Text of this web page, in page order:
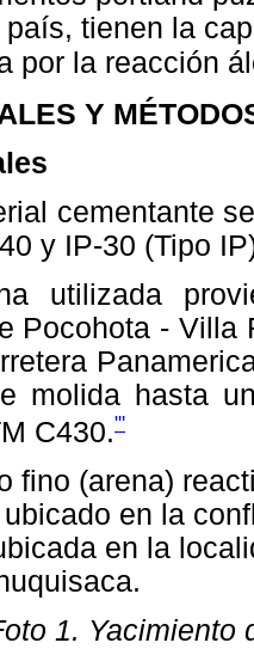
país, tienen la
por la reacción
Y
cementante
y IP-30 (Tipo
utilizada
Pocohota -
molida hasta
C430."'
fino (arena)
en la
en la
1. Yacimiento